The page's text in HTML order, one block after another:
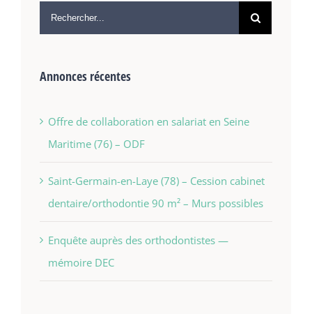
Annonces récentes
Offre de collaboration en salariat en Seine
Maritime (76) – ODF
Saint-Germain-en-Laye (78) – Cession cabinet
dentaire/orthodontie 90 m² – Murs possibles
Enquête auprès des orthodontistes —
mémoire DEC